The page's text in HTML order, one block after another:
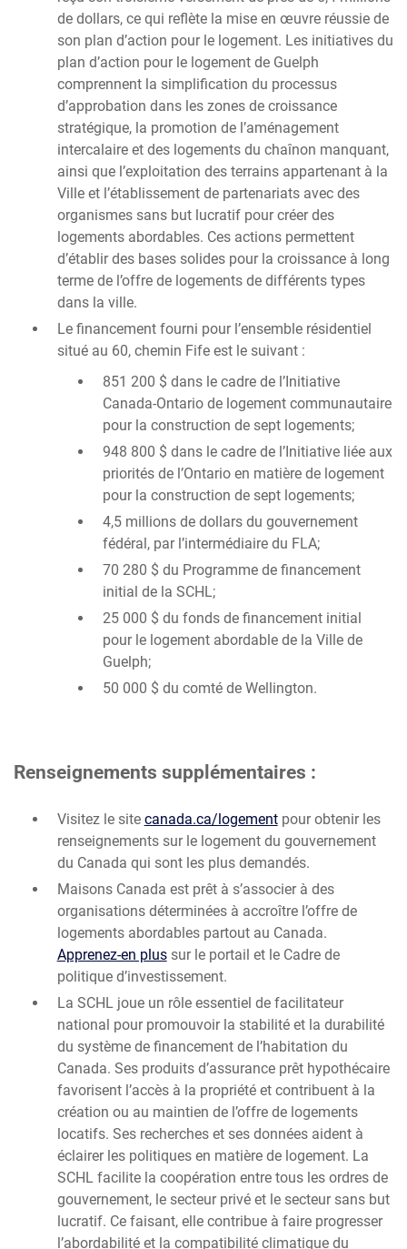
de dollars, ce qui reflète la mise en œuvre réussie de
son plan d’action pour le logement. Les initiatives du
plan d’action pour le logement de Guelph
comprennent la simplification du processus
d’approbation dans les zones de croissance
stratégique, la promotion de l’aménagement
intercalaire et des logements du chaînon manquant,
ainsi que l’exploitation des terrains appartenant à la
Ville et l’établissement de partenariats avec des
organismes sans but lucratif pour créer des
logements abordables. Ces actions permettent
d’établir des bases solides pour la croissance à long
terme de l’offre de logements de différents types
dans la ville.
Le financement fourni pour l’ensemble résidentiel
situé au 60, chemin Fife est le suivant :
851 200 $ dans le cadre de l’Initiative
Canada-Ontario de logement communautaire
pour la construction de sept logements;
948 800 $ dans le cadre de l’Initiative liée aux
priorités de l’Ontario en matière de logement
pour la construction de sept logements;
4,5 millions de dollars du gouvernement
fédéral, par l’intermédiaire du FLA;
70 280 $ du Programme de financement
initial de la SCHL;
25 000 $ du fonds de financement initial
pour le logement abordable de la Ville de
Guelph;
50 000 $ du comté de Wellington.
Renseignements supplémentaires :
Visitez le site canada.ca/logementpour obtenir les
renseignements sur le logement du gouvernement
du Canada qui sont les plus demandés.
Maisons Canada est prêt à s’associer à des
organisations déterminées à accroître l’offre de
logements abordables partout au Canada.
Apprenez-en plussur le portail et le Cadre de
politique d’investissement.
La SCHL joue un rôle essentiel de facilitateur
national pour promouvoir la stabilité et la durabilité
du système de financement de l’habitation du
Canada. Ses produits d’assurance prêt hypothécaire
favorisent l’accès à la propriété et contribuent à la
création ou au maintien de l’offre de logements
locatifs. Ses recherches et ses données aident à
éclairer les politiques en matière de logement. La
SCHL facilite la coopération entre tous les ordres de
gouvernement, le secteur privé et le secteur sans but
lucratif. Ce faisant, elle contribue à faire progresser
l’abordabilité et la compatibilité climatique du